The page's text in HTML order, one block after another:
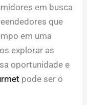
em busca
que
em uma
explorar as
oportunidade e
pode ser o